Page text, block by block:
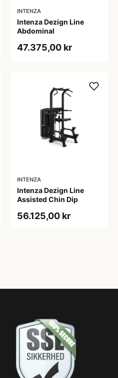
INTENZA
Intenza Dezign Line
Abdominal
47.375,00 kr
INTENZA
Intenza Dezign Line
Assisted Chin Dip
56.125,00 kr